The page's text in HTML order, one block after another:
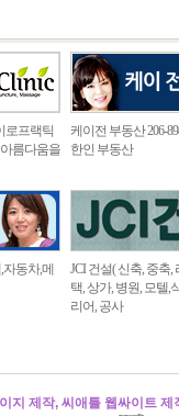
로프랙틱
름다움을
케이전 부동산 206-
한인 부동산
동차,메
JCI 건설( 신축, 중축,
택, 상가, 병원, 모텔,
리어, 공사
지 제작, 씨애틀 웹싸이트 제